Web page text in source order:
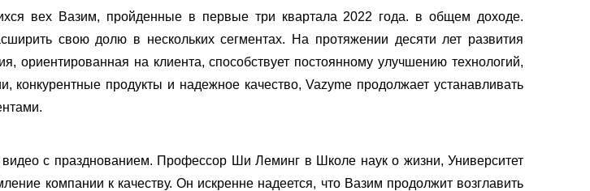
вех Вазим, пройденные в первые три квартала 2022 года. в общем доходе.
свою долю в нескольких сегментах. На протяжении десяти лет развития
ориентированная на клиента, способствует постоянному улучшению технологий,
конкурентные продукты и надежное качество, Vazyme продолжает устанавливать
с празднованием. Профессор Ши Леминг в Школе наук о жизни, Университет
компании к качеству. Он искренне надеется, что Вазим продолжит возглавить